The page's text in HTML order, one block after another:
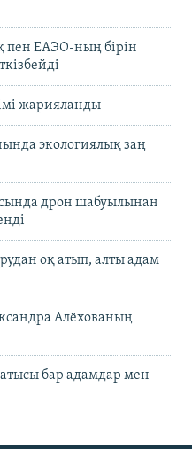
пен ЕАЭО-ның бірін
жарияланды
экологиялық заң
дрон шабуылынан
оқ атып, алты адам
Алёхованың
бар адамдар мен